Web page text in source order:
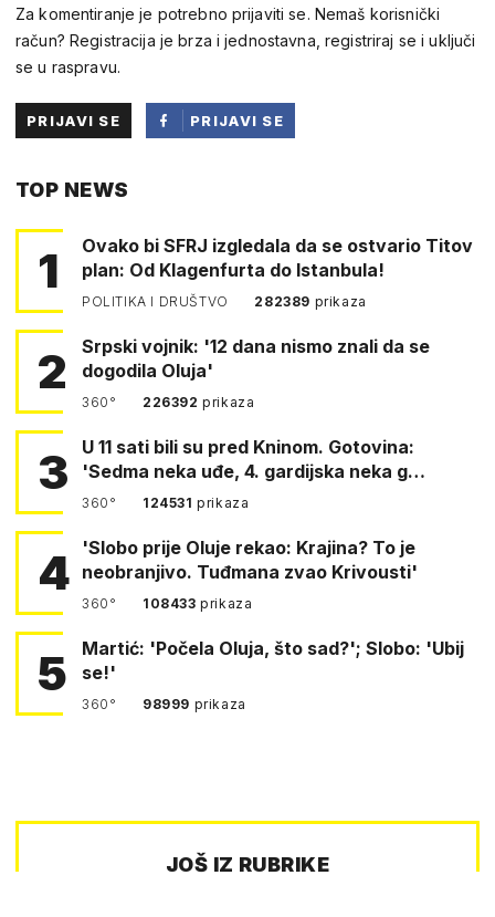
Za komentiranje je potrebno prijaviti se. Nemaš korisnički
račun? Registracija je brza i jednostavna, registriraj se i uključi
se u raspravu.
PRIJAVI SE
PRIJAVI SE
TOP NEWS
1
Ovako bi SFRJ izgledala da se ostvario Titov
plan: Od Klagenfurta do Istanbula!
POLITIKA I DRUŠTVO 282389 prikaza
2
Srpski vojnik: '12 dana nismo znali da se
dogodila Oluja'
360° 226392prikaza
3
U 11 sati bili su pred Kninom. Gotovina:
'Sedma neka uđe, 4. gardijska neka g…
360° 124531prikaza
4
'Slobo prije Oluje rekao: Krajina? To je
neobranjivo. Tuđmana zvao Krivousti'
360° 108433prikaza
5
Martić: 'Počela Oluja, što sad?'; Slobo: 'Ubij
se!'
360° 98999 prikaza
JOŠ IZ RUBRIKE